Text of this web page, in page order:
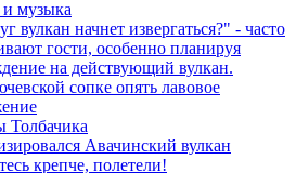
и музыка
вулкан начнет извергаться?" - часто
гости, особенно планируя
на действующий вулкан.
сопке опять лавовое
Толбачика
Авачинский вулкан
крепче, полетели!